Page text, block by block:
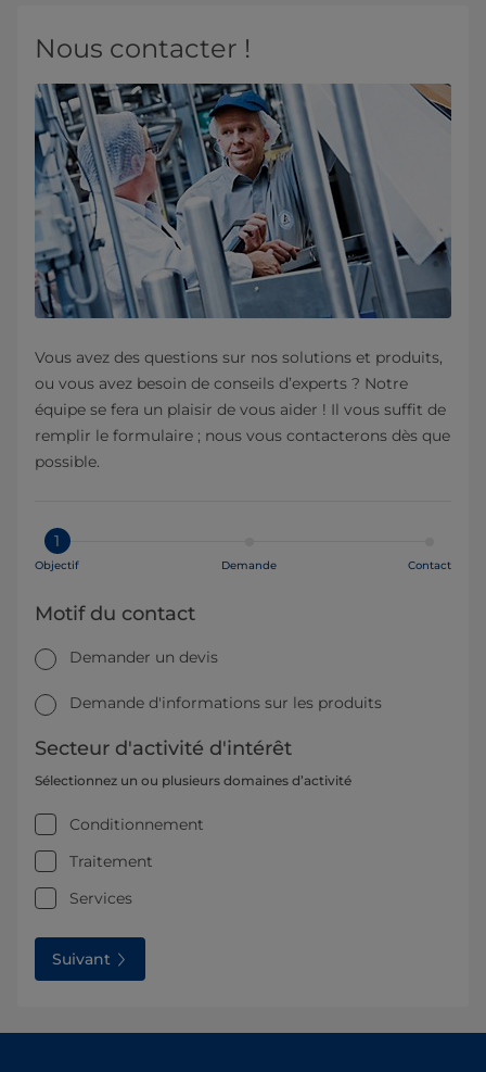
Nous contacter !
Vous avez des questions sur nos solutions et produits,
ou vous avez besoin de conseils d’experts ? Notre
équipe se fera un plaisir de vous aider ! Il vous suffit de
remplir le formulaire ; nous vous contacterons dès que
possible.
1
Objectif Demande Contact
Motif du contact
Demander un devis
Demande d'informations sur les produits
Secteur d'activité d'intérêt
Sélectionnez un ou plusieurs domaines d’activité
Conditionnement
Traitement
Services
Suivant